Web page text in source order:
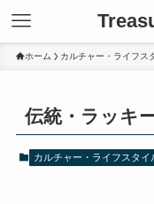
ホーム カルチャー・ライフス
伝統・ラッキ
カルチャー・ライフスタイ